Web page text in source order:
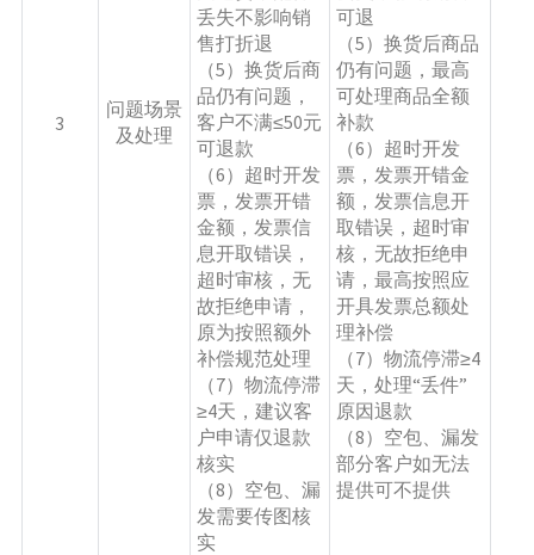
3
问题场景
及处理
丢失不影响销
售打折退
（5）换货后商
品仍有问题，
客户不满≤50元
可退款
（6）超时开发
票，发票开错
金额，发票信
息开取错误，
超时审核，无
故拒绝申请，
原为按照额外
补偿规范处理
（7）物流停滞
≥4天，建议客
户申请仅退款
核实
（8）空包、漏
发需要传图核
实
可退
（5）换货后商品
仍有问题，最高
可处理商品全额
补款
（6）超时开发
票，发票开错金
额，发票信息开
取错误，超时审
核，无故拒绝申
请，最高按照应
开具发票总额处
理补偿
（7）物流停滞≥4
天，处理“丢件”
原因退款
（8）空包、漏发
部分客户如无法
提供可不提供